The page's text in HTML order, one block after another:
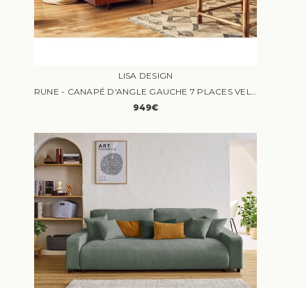
LISA DESIGN
RUNE - CANAPÉ D'ANGLE GAUCHE 7 PLACES VELOURS ROUGE
949€